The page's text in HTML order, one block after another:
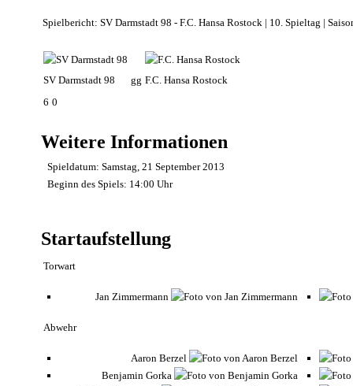
Spielbericht: SV Darmstadt 98 - F.C. Hansa Rostock | 10. Spieltag |
SV Darmstadt 98 gg F.C. Hansa Rostock
6 0
Weitere Informationen
Spieldatum: Samstag, 21 September 2013
Beginn des Spiels: 14:00 Uhr
Startaufstellung
Torwart
Jan Zimmermann
Abwehr
Aaron Berzel
Benjamin Gorka